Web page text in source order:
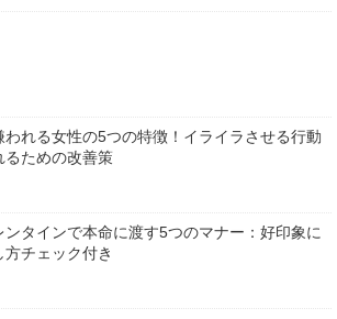
われる女性の5つの特徴！イライラさせる行動
るための改善策
ンタインで本命に渡す5つのマナー：好印象に
方チェック付き